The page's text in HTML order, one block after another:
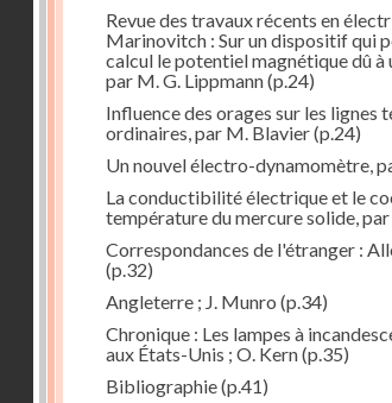
Revue des travaux récents en
Marinovitch : Sur un dispositif qui
calcul le potentiel magnétique dû à
par M. G. Lippmann(p.24)
Influence des orages sur les lignes
ordinaires, par M. Blavier(p.24)
Un nouvel électro-dynamomètre,
La conductibilité électrique et le
température du mercure solide,
Correspondances de l'étranger :
(p.32)
Angleterre ; J. Munro (p.34)
Chronique : Les lampes à
aux États-Unis ; O. Kern(p.35)
Bibliographie(p.41)